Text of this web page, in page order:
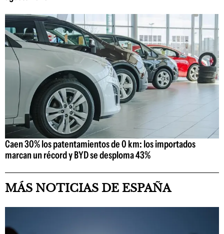
Caen 30% los patentamientos de 0 km: los importados
marcan un récord y BYD se desploma 43%
MÁS NOTICIAS DE ESPAÑA